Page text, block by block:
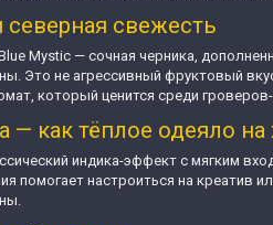
свежесть
Mystic — сочная черника,
Это не агрессивный фруктовый
который ценится среди
— как тёплое одеяло
индика-эффект с мягким
помогает настроиться на креатив